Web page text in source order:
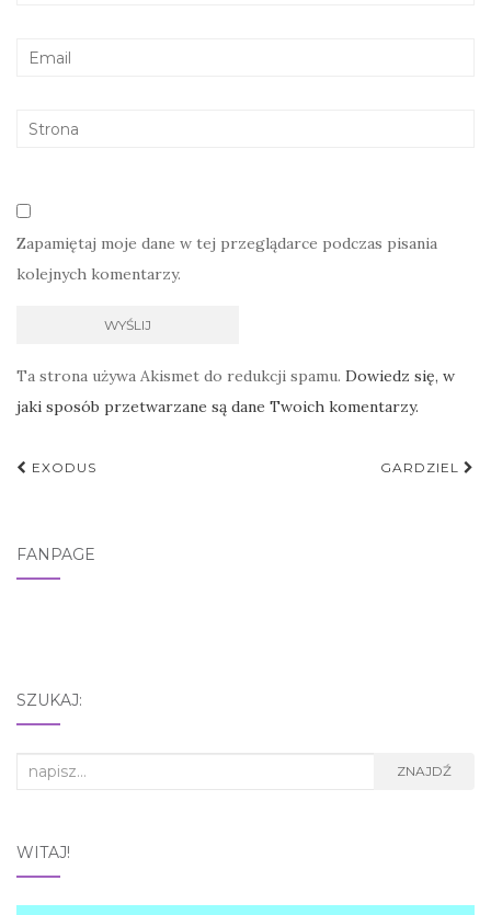
Zapamiętaj moje dane w tej przeglądarce podczas pisania
kolejnych komentarzy.
Ta strona używa Akismet do redukcji spamu. Dowiedz się, w
jaki sposób przetwarzane są dane Twoich komentarzy.
Nawigacja
EXODUS GARDZIEL
FANPAGE
SZUKAJ:
Search
ZNAJDŹ
WITAJ!